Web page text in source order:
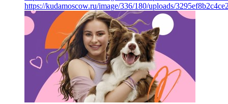
https://kudamoscow.ru/image/336/180/uploads/